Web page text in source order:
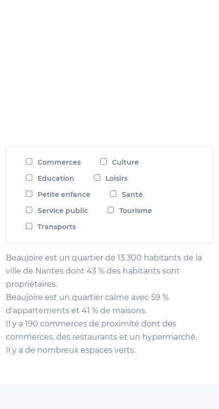
Commerces
Culture
Education
Loisirs
Petite enfance
Santé
Service public
Tourisme
Transports
Beaujoire est un quartier de 13 300 habitants de la
ville de Nantes dont 43 % des habitants sont
propriétaires.
Beaujoire est un quartier calme avec 59 %
d'appartements et 41 % de maisons.
Il y a 190 commerces de proximité dont des
commerces, des restaurants et un hypermarché.
Il y a de nombreux espaces verts.